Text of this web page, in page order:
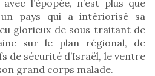
l’épopée, n’est plus que
un pays qui a intériorisé sa
glorieux de sous traitant de
sur le plan régional, de
de sécurité d’Israël, le ventre
grand corps malade.